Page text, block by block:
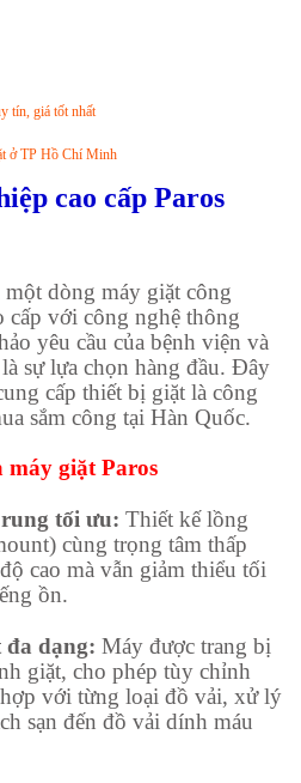
tín, giá tốt nhất
ở TP Hồ Chí Minh
cao cấp Paros
dòng máy giặt công
cấp với công nghệ thông
yêu cầu của bệnh viện và
là sự lựa chọn hàng đầu. Đây
cấp thiết bị giặt là công
sắm công tại Hàn Quốc.
giặt Paros
tối ưu: Thiết kế lồng
cùng trọng tâm thấp
cao mà vẫn giảm thiểu tối
ồn.
dạng: Máy được trang bị
giặt, cho phép tùy chỉnh
với từng loại đồ vải, xử lý
sạn đến đồ vải dính máu